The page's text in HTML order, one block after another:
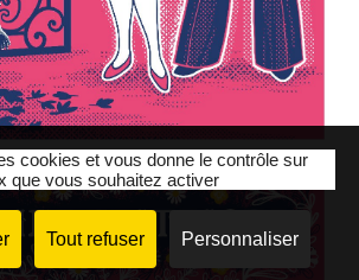
cookies et vous donne le contrôle sur
que vous souhaitez activer
Tout refuser Personnaliser